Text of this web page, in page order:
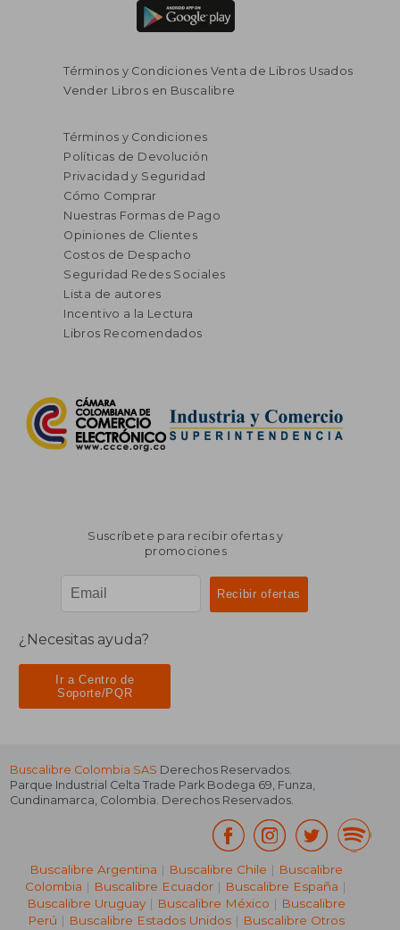
Términos y Condiciones Venta de Libros Usados
Vender Libros en Buscalibre
Términos y Condiciones
Políticas de Devolución
Privacidad y Seguridad
Cómo Comprar
Nuestras Formas de Pago
Opiniones de Clientes
Costos de Despacho
Seguridad Redes Sociales
Lista de autores
Incentivo a la Lectura
Libros Recomendados
Suscríbete para recibir ofertas y
promociones
¿Necesitas ayuda?
Ir a Centro de
Soporte/PQR
Buscalibre Colombia SAS Derechos Reservados.
Parque Industrial Celta Trade Park Bodega 69, Funza,
Cundinamarca, Colombia. Derechos Reservados.
Buscalibre Argentina | Buscalibre Chile | Buscalibre
Colombia | Buscalibre Ecuador | Buscalibre España |
Buscalibre Uruguay| Buscalibre México | Buscalibre
Perú | Buscalibre Estados Unidos| Buscalibre Otros